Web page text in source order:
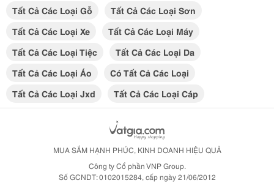
Tất Cả Các Loại Gỗ
Tất Cả Các Loại Sơn
Tất Cả Các Loại Xe
Tất Cả Các Loại Máy
Tất Cả Các Loại Tiệc
Tất Cả Các Loại Da
Tất Cả Các Loại Áo
Có Tất Cả Các Loại
Tất Cả Các Loại Jxd
Tất Cả Các Loại Cáp
MUA SẮM HẠNH PHÚC, KINH DOANH HIỆU QUẢ
Công ty Cổ phần VNP Group.
Số GCNDT: 0102015284, cấp ngày 21/06/2012